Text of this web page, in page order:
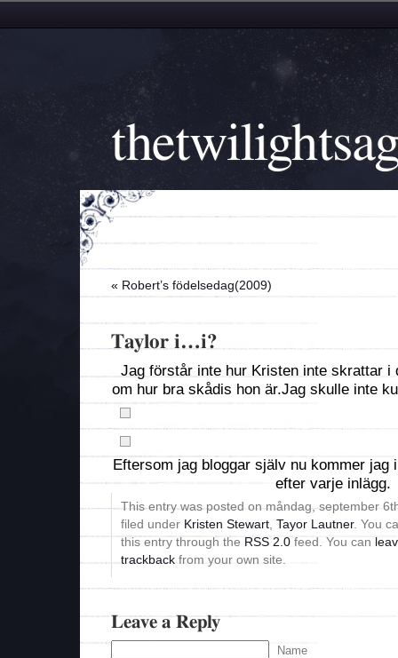
« Robert’s födelsedag(2009)
Taylor i…i?
Jag förstår inte hur Kristen inte skrattar i
om hur bra skådis hon är.Jag skulle inte
Eftersom jag bloggar själv nu kommer jag
efter varje inlägg.
This entry was posted on måndag, september
filed under Kristen Stewart Tayor Lautner. You
this entry through the RSS 2.0 feed. You can
trackback from your own site.
Leave a Reply
Name